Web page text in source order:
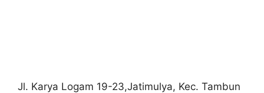
Jl. Karya Logam 19-23,Jatimulya, Kec. Tambun